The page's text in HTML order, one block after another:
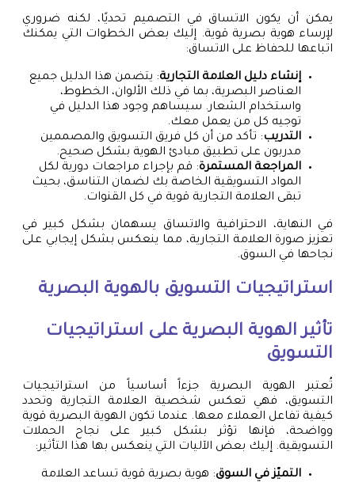
يمكن أن يكون الاتساق في التصميم تحديًا، لكنه ضروري
لإرساء هوية بصرية قوية. إليك بعض الخطوات التي يمكنك
اتباعها للحفاظ على الاتساق:
إنشاء دليل العلامة التجارية: يتضمن هذا الدليل جميع
العناصر البصرية، بما في ذلك الألوان، الخطوط،
واستخدام الشعار. سيساهم وجود هذا الدليل في
توجيه كل من يعمل معك.
التدريب: تأكد من أن كل فريق التسويق والمصممين
مدربون على تطبيق مبادئ الهوية بشكل صحيح.
المراجعة المستمرة: قم بإجراء مراجعات دورية لكل
المواد التسويقية الخاصة بك لضمان التناسق، بحيث
تبقى العلامة التجارية قوية في كل القنوات.
في النهاية، الاحترافية والاتساق يسهمان بشكل كبير في
تعزيز صورة العلامة التجارية، مما ينعكس بشكل إيجابي على
نجاحها في السوق.
استراتيجيات التسويق بالهوية البصرية
تأثير الهوية البصرية على استراتيجيات
التسويق
تُعتبر الهوية البصرية جزءاً أساسياً من استراتيجيات
التسويق، فهي تعكس شخصية العلامة التجارية وتحدد
كيفية تفاعل العملاء معها. عندما تكون الهوية البصرية قوية
وواضحة، فإنها تؤثر بشكل كبير على نجاح الحملات
التسويقية. إليك بعض الآليات التي ينعكس بها هذا التأثير:
التميّز في السوق: هوية بصرية قوية تساعد العلامة